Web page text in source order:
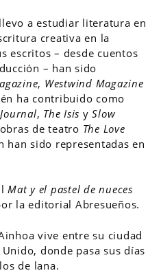
a estudiar literatura en
creativa en la
escritos – desde cuentos
– han sido
, Westwind Magazine
ha contribuido como
, The Isis ySlow
de teatro The Love
han sido representadas en
Mat y el pastel de nueces
la editorial Abresueños.
vive entre su ciudad
donde pasa sus días
de lana.